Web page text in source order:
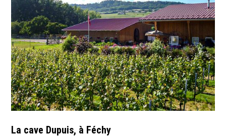
La cave Dupuis, à Féchy